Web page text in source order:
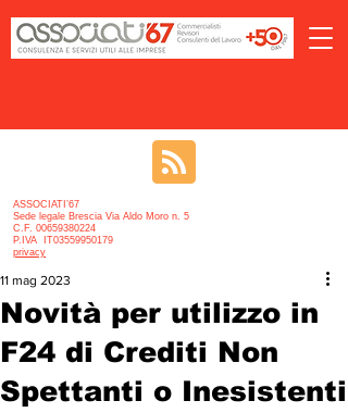
ASSOCIATI’67
Sede legale Brescia Via Aldo Moro n. 5
C.F. 00659380224
P.IVA IT03559950179
privacy
Novità per utilizzo in
F24 di Crediti Non
Spettanti o Inesistenti
11 mag 2023